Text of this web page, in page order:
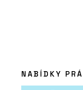
NABÍDKY